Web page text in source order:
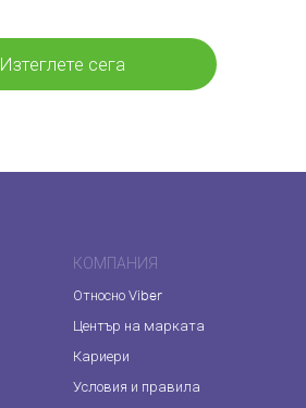
Изтеглете сега
КОМПАНИЯ
Относно Viber
Център на марката
Кариери
Условия и правила